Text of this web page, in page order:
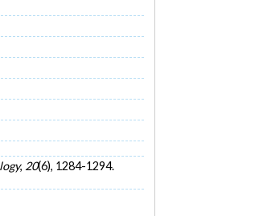
, 20(6), 1284-1294.